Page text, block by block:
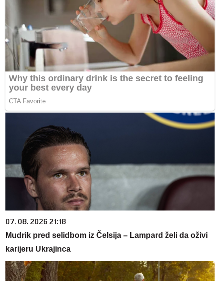
07. 08. 2026 21:18
Mudrik pred selidbom iz Čelsija – Lampard želi da oživi
karijeru Ukrajinca